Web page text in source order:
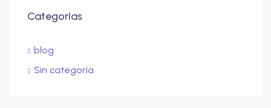
Categorías
blog
Sin categoría